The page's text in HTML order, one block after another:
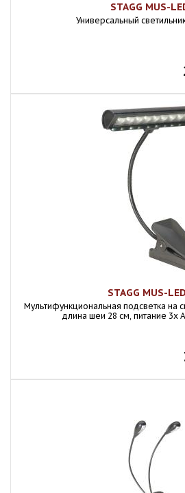
STAGG MUS-
Универсальный
STAGG MUS-
Мультифункциональная подсветка на
длина шеи 28 см, питание 3x